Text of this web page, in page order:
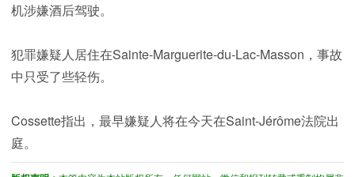
机涉嫌酒后驾驶。
犯罪嫌疑人居住在Sainte-Marguerite-du-Lac-Masson，事故
中只受了些轻伤。
Cossette指出，最早嫌疑人将在今天在Saint-Jérôme法院出
庭。